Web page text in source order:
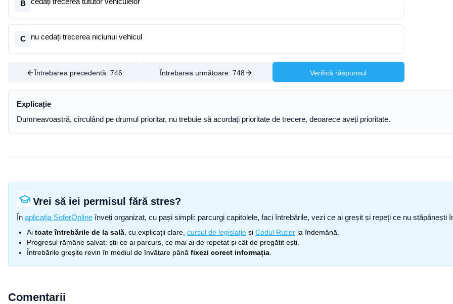
B
C nu cedați trecerea niciunui vehicul
Întrebarea precedentă: 746 Întrebarea următoare: 748 Verifică răspunsul
Explicație
Dumneavoastră, circulând pe drumul prioritar, nu trebuie să acordați prioritate de trecere, deoarece aveți prioritate.
Vrei să iei permisul fără stres?
În aplicația SoferOnline înveți organizat, cu pași simpli: parcurgi capitolele, faci întrebările, vezi ce ai greșit și repeți ce nu
Ai toate întrebările de la sală , cu explicații clare, cursul de legislație și Codul Rutier la îndemână.
Progresul rămâne salvat: știi ce ai parcurs, ce mai ai de repetat și cât de pregătit ești.
Întrebările greșite revin în mediul de învățare până fixezi corect informația
Comentarii